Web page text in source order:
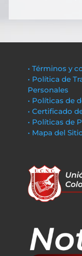
• Términos y
• Política de
Personales
• Políticas de
• Certificado
• Políticas de
• Mapa del